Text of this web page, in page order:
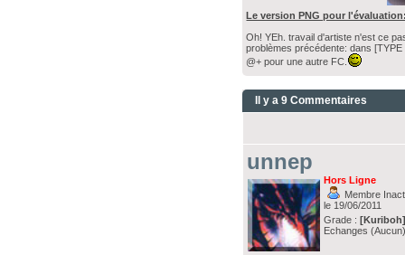
Le version PNG pour
Oh! YEh. travail d'artiste n'est ce
problèmes précédente: dans
@+ pour une autre FC.
Il y a 9 Commentaires
unnep
Hors Ligne
Membre
le 19/06/2011
Grade :
Echanges